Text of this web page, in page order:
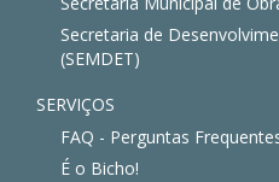
Secretaria de
(SEMDET)
SERVIÇOS
FAQ - Perguntas
É o Bicho!